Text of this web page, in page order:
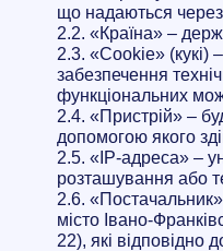
що надаються
2.2. «Країна» –
2.3. «Cookie» (кукі)
забезпечення
функціональних
2.4. «Пристрій» –
допомогою якого
2.5. «IP-адреса» –
розташування або
2.6.
місто Івано-
22), які відповідно